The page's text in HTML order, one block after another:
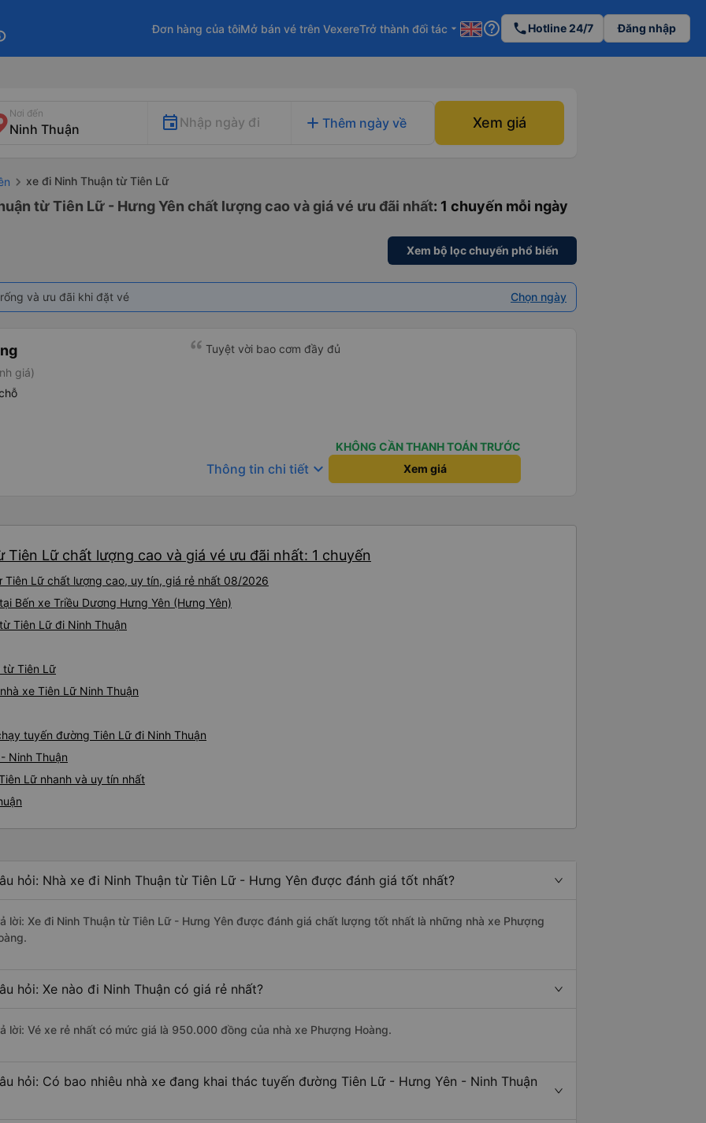
Đơn hàng của tôiMở bán vé trên VexereTrở thành đối tác arrow_drop_down help_outline phoneHotline 24/7 Đăng nhập
Nơi đến
Nhập ngày đi add Thêm ngày về Xem giá
xe đi Ninh Thuận từ Tiên Lữ
từ Tiên Lữ - Hưng Yên chất lượng cao và giá vé ưu đãi nhất: 1 chuyến mỗi ngày
Xem bộ lọc chuyến phổ biến
và ưu đãi khi đặt vé Chọn ngày
giá)
Tuyệt vời bao cơm đầy đủ
KHÔNG CẦN THANH TOÁN TRƯỚC
Thông tin chi tiết keyboard_arrow_down Xem giá
Lữ chất lượng cao và giá vé ưu đãi nhất: 1 chuyến
Tiên Lữ chất lượng cao, uy tín, giá rẻ nhất 08/2026
Bến xe Triều Dương Hưng Yên (Hưng Yên)
Tiên Lữ đi Ninh Thuận
từ Tiên Lữ
xe Tiên Lữ Ninh Thuận
tuyến đường Tiên Lữ đi Ninh Thuận
Ninh Thuận
Lữ nhanh và uy tín nhất
hỏi: Nhà xe đi Ninh Thuận từ Tiên Lữ - Hưng Yên được đánh giá tốt nhất?
lời: Xe đi Ninh Thuận từ Tiên Lữ - Hưng Yên được đánh giá chất lượng tốt nhất là những nhà xe Phượng
hỏi: Xe nào đi Ninh Thuận có giá rẻ nhất?
lời: Vé xe rẻ nhất có mức giá là 950.000 đồng của nhà xe Phượng Hoàng.
hỏi: Có bao nhiêu nhà xe đang khai thác tuyến đường Tiên Lữ - Hưng Yên - Ninh Thuận